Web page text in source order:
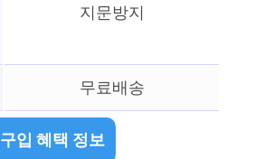
지문방지
무료배송
구입 혜택 정보